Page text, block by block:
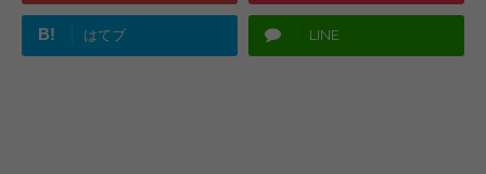
B! はてブ LINE